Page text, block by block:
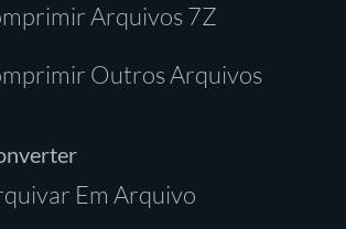
Arquivos 7Z
Outros Arquivos
Em Arquivo